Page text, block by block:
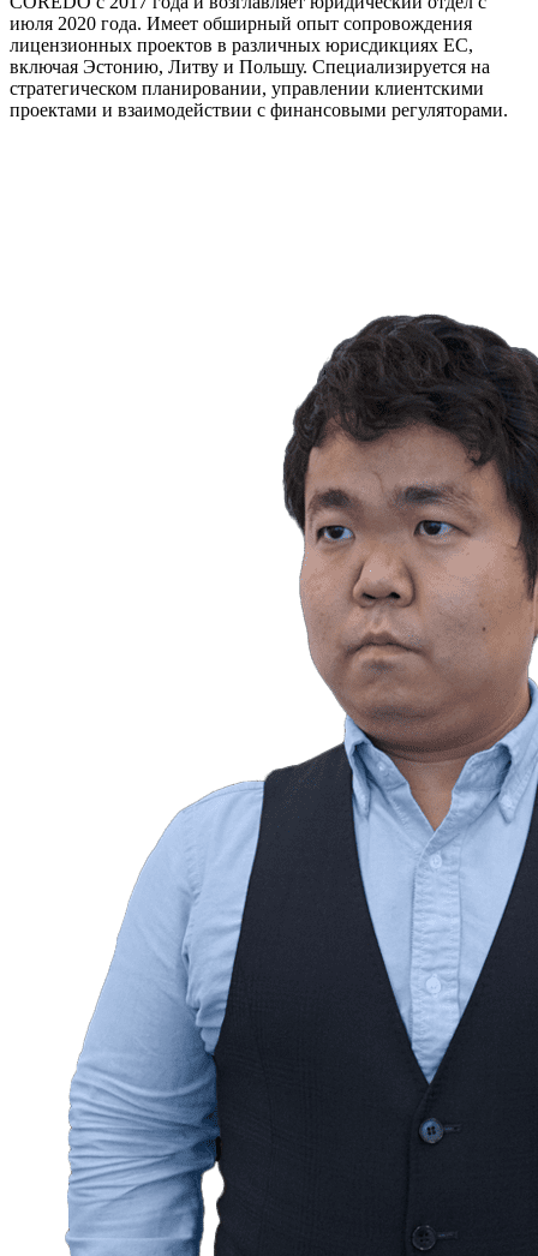
июля 2020 года. Имеет обширный опыт сопровождения
лицензионных проектов в различных юрисдикциях ЕС,
включая Эстонию, Литву и Польшу. Специализируется на
стратегическом планировании, управлении клиентскими
проектами и взаимодействии с финансовыми регуляторами.